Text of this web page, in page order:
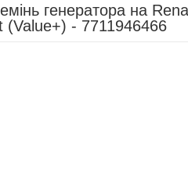
генератора на
- 7711946466